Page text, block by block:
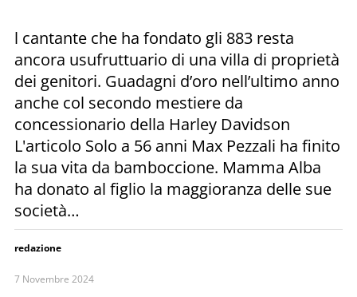
l cantante che ha fondato gli 883 resta
ancora usufruttuario di una villa di proprietà
dei genitori. Guadagni d’oro nell’ultimo anno
anche col secondo mestiere da
concessionario della Harley Davidson
L'articolo Solo a 56 anni Max Pezzali ha finito
la sua vita da bamboccione. Mamma Alba
ha donato al figlio la maggioranza delle sue
società…
redazione
7 Novembre 2024